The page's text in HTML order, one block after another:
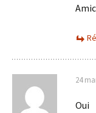
24
Oui